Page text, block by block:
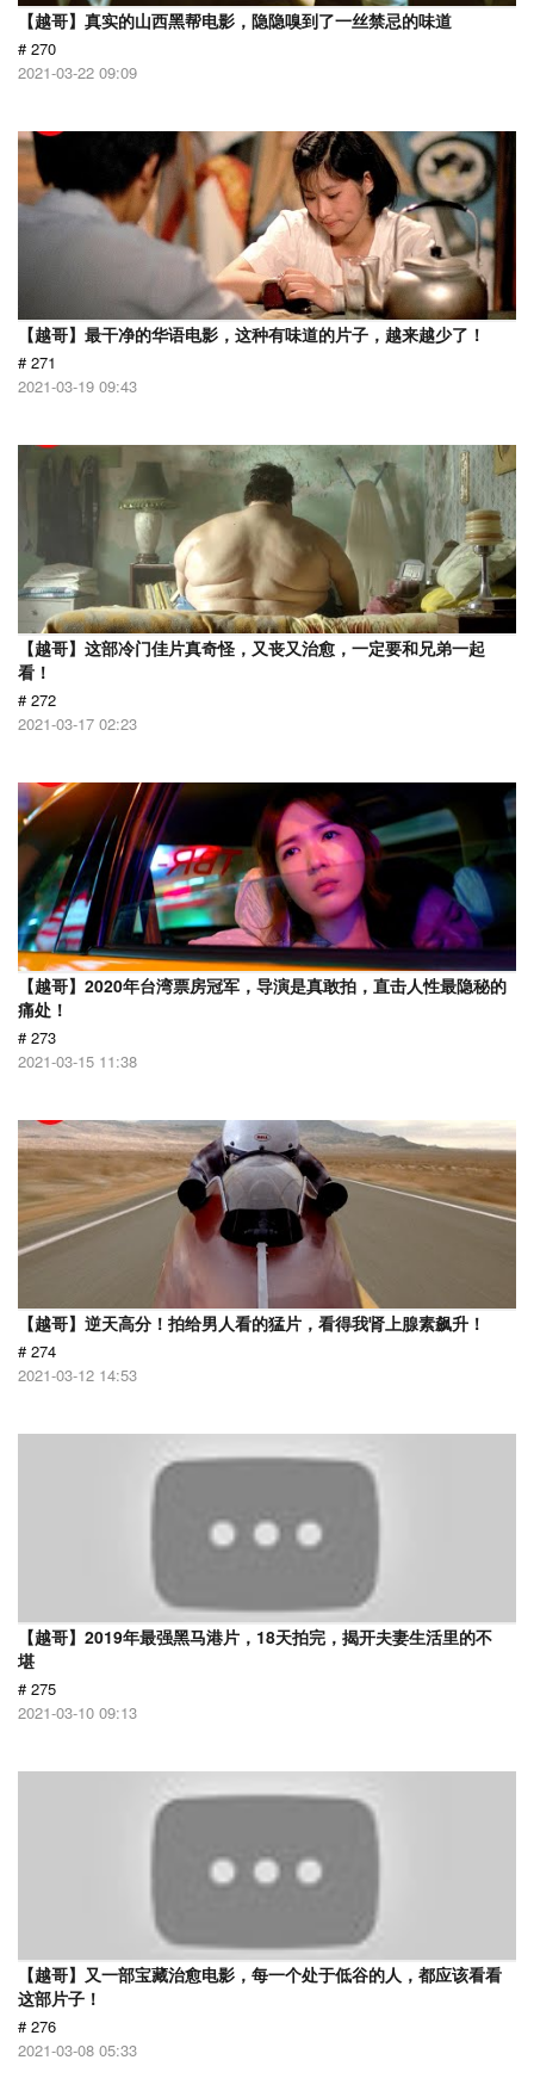
【越哥】真实的山西黑帮电影，隐隐嗅到了一丝禁忌的味道
# 270
2021-03-22 09:09
【越哥】最干净的华语电影，这种有味道的片子，越来越少了！
# 271
2021-03-19 09:43
【越哥】这部冷门佳片真奇怪，又丧又治愈，一定要和兄弟一起
看！
# 272
2021-03-17 02:23
【越哥】2020年台湾票房冠军，导演是真敢拍，直击人性最隐秘的
痛处！
# 273
2021-03-15 11:38
【越哥】逆天高分！拍给男人看的猛片，看得我肾上腺素飙升！
# 274
2021-03-12 14:53
【越哥】2019年最强黑马港片，18天拍完，揭开夫妻生活里的不
堪
# 275
2021-03-10 09:13
【越哥】又一部宝藏治愈电影，每一个处于低谷的人，都应该看看
这部片子！
# 276
2021-03-08 05:33